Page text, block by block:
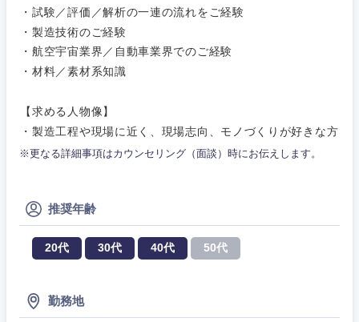
・試験／評価／解析の一連の流れをご経験
・製造技術のご経験
・航空宇宙業界／自動車業界でのご経験
・材料／素材系知識
【求める人物像】
・製造工程や現場に近く、現場志向、モノづくりが好きな方
※更なる詳細事項はカウンセリング（面談）時にお伝えします。
推奨年齢
20代 30代 40代 50代
勤務地
金融専門
職
メディカ
不動産専
門職
工管理
事務職
その他マスメディア
エンターテイメント
法律・特許事務所・監査法人
千葉県
神奈川県